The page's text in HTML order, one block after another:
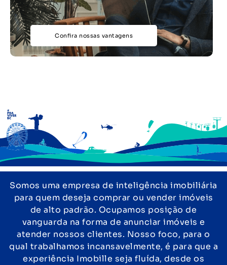
Confira nossas vantagens
Somos uma empresa de inteligência imobiliária
para quem deseja comprar ou vender imóveis
de alto padrão. Ocupamos posição de
vanguarda na forma de anunciar imóveis e
atender nossos clientes. Nosso foco, para o
qual trabalhamos incansavelmente, é para que a
experiência Imobille seja fluída, desde os